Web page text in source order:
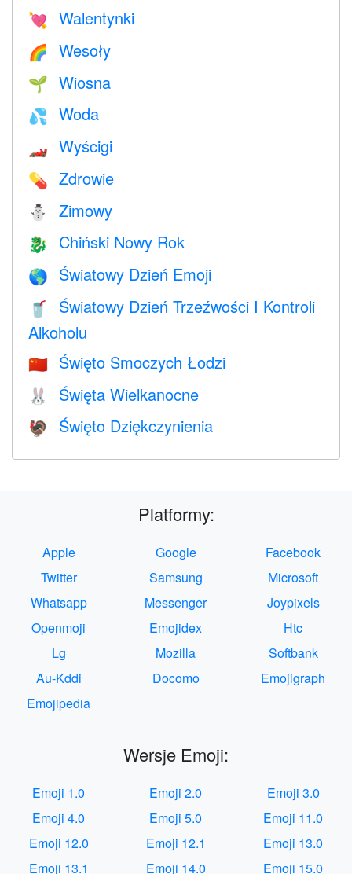
💘 Walentynki
🌈 Wesoły
🌱 Wiosna
💦 Woda
🏎 Wyścigi
💊 Zdrowie
⛄ Zimowy
🐉 Chiński Nowy Rok
🌎 Światowy Dzień Emoji
🥤
Światowy Dzień Trzeźwości I Kontroli
Alkoholu
🇨🇳 Święto Smoczych Łodzi
🐰 Święta Wielkanocne
🦃 Święto Dziękczynienia
Platformy:
Apple Google
Facebook
Twitter
Samsung
Microsoft
Whatsapp
Messenger
Joypixels
Openmoji
Emojidex
Htc
Lg
Mozilla
Softbank
Au-Kddi
Docomo
Emojigraph
Emojipedia
Wersje Emoji:
Emoji 1.0 Emoji 2.0
Emoji 3.0
Emoji 4.0
Emoji 5.0
Emoji 11.0
Emoji 12.0
Emoji 12.1
Emoji 13.0
Emoji 13.1
Emoji 14.0 Emoji 15.0